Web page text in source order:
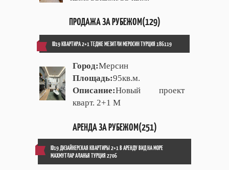
ПРОДАЖА ЗА РУБЕЖОМ(129)
ID19 КВАРТИРА 2+1 ТЕДЖЕ МЕЗИТЛИ МЕРОСИН ТУРЦИЯ 186119
Город:Мерсин
Площадь:95кв.м.
Описание:Новый проект
кварт. 2+1 М
АРЕНДА ЗА РУБЕЖОМ(251)
ID19 ДИЗАЙНЕРСКАЯ КВАРТИРЫ 2+1 В АРЕНДУ ВИД НА МОРЕ
МАХМУТЛАР АЛАНЬЯ ТУРЦИЯ 2706